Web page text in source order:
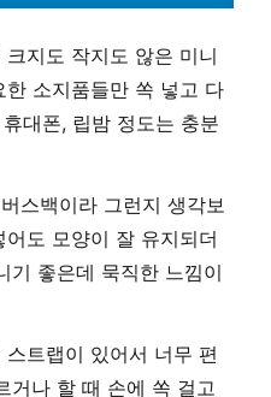
크지도 작지도 않은 미니
소지품들만 쏙 넣고 다
대폰, 립밤 정도는 충분
스백이라 그런지 생각보
도 모양이 잘 유지되더
기 좋은데 묵직한 느낌이
스트랩이 있어서 너무 편
거나 할 때 손에 쏙 걸고